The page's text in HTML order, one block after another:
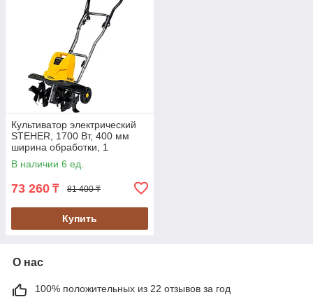
Культиватор электрический
STEHER, 1700 Вт, 400 мм
ширина обработки, 1
скорость (EK-1700)
В наличии 6 ед.
73 260 ₸ 81 400 ₸
Купить
О нас
100% положительных из 22 отзывов за год